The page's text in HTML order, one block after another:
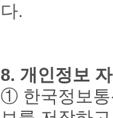
다.
8. 개인정보
① 한국정보통